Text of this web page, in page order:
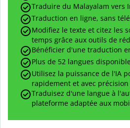
Traduire du Malayalam vers
Traduction en ligne, sans
Modifiez le texte et citez les
temps grâce aux outils de
Bénéficier d'une traduction
Plus de 52 langues
Utilisez la puissance de l'IA
rapidement et avec précision
Traduisez d'une langue à
plateforme adaptée aux